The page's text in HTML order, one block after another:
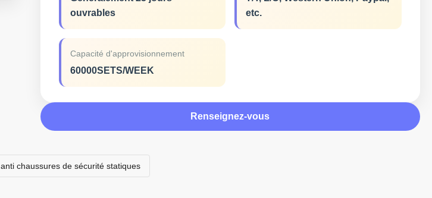
ouvrables
etc.
Capacité d'approvisionnement
60000SETS/WEEK
Renseignez-vous
anti chaussures de sécurité statiques